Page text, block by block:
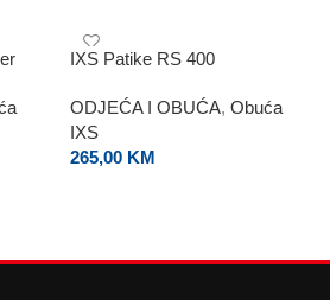
IXS Patike RS 400
ODJEĆA I OBUĆA, Obuća
IXS
265,00 KM